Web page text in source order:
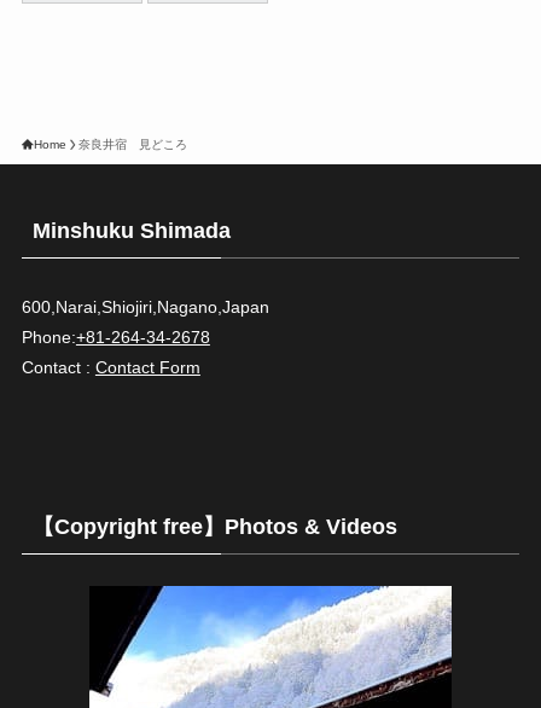
Home 奈良井宿 見どころ
Minshuku Shimada
600,Narai,Shiojiri,Nagano,Jap​an
Phone:+81-264-34-2678
Contact : Contact Form
【Copyright free】Photos & Videos